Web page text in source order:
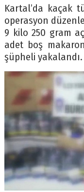
Kartal’da kaçak
operasyon
9 kilo 250 gram
adet boş
şüpheli yakalandı.